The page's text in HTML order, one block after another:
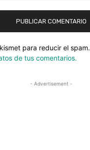
para reducir el spam.
de tus comentarios.
- Advertisement -